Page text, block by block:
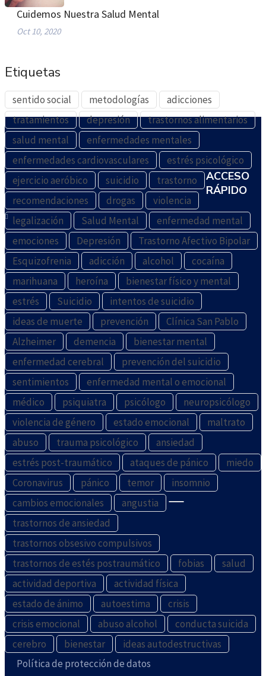
Cuidemos Nuestra Salud Mental
Oct 10, 2020
Etiquetas
sentido social metodologías
adicciones
tratamientos
depresión
trastornos alimentarios
salud mental
enfermedades mentales
enfermedades cardiovasculares
estrés psicológico
ejercicio aeróbico
suicidio
trastorno
recomendaciones
drogas
violencia
legalización
Salud Mental
enfermedad mental
emociones
Depresión
Trastorno Afectivo Bipolar
Esquizofrenia
adicción alcohol
cocaína
marihuana
heroína
bienestar físico y mental
estrés
Suicidio
intentos de suicidio
ideas de muerte
prevención
Clínica San Pablo
Alzheimer
demencia
bienestar mental
enfermedad cerebral
prevención del suicidio
sentimientos
enfermedad mental o emocional
médico
psiquiatra psicólogo
neuropsicólogo
violencia de género
estado emocional
maltrato
abuso
trauma psicológico
ansiedad
estrés post-traumático
ataques de pánico
miedo
Coronavirus
pánico temor
insomnio
cambios emocionales
angustia
trastornos de ansiedad
trastornos obsesivo compulsivos
trastornos de estés postraumático
fobias
salud
actividad deportiva
actividad física
estado de ánimo
autoestima
crisis
crisis emocional
abuso alcohol
conducta suicida
cerebro
bienestar ideas autodestructivas
ACCESO
RÁPIDO
Política de protección de datos